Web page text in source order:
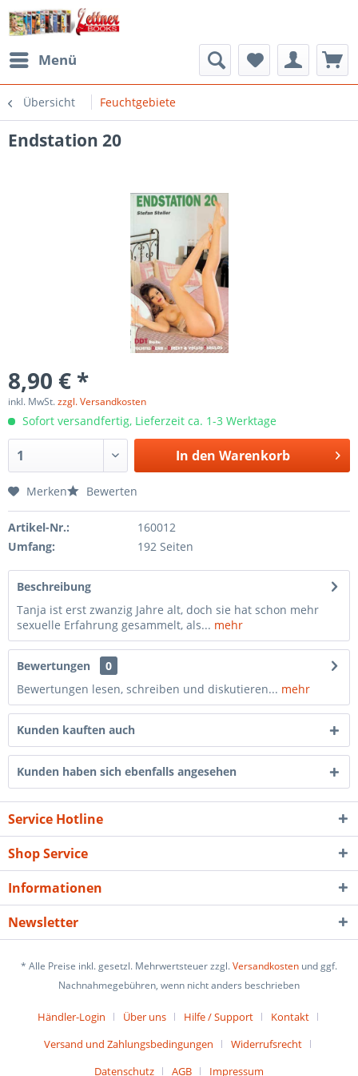
Menü
Übersicht Feuchtgebiete
Endstation 20
8,90 € *
inkl. MwSt.zzgl. Versandkosten
Sofort versandfertig, Lieferzeit ca. 1-3 Werktage
In den Warenkorb
Merken Bewerten
Artikel-Nr.:
160012
Umfang:
192 Seiten
Beschreibung
Tanja ist erst zwanzig Jahre alt, doch sie hat schon mehr
sexuelle Erfahrung gesammelt, als... mehr
Bewertungen
0
Bewertungen lesen, schreiben und diskutieren... mehr
Kunden kauften auch
Kunden haben sich ebenfalls angesehen
Service Hotline
Shop Service
Informationen
Newsletter
* Alle Preise inkl. gesetzl. Mehrwertsteuer zzgl.Versandkosten und ggf.
Nachnahmegebühren, wenn nicht anders beschrieben
Händler-Login Über uns Hilfe / Support
Kontakt
Versand und Zahlungsbedingungen
Widerrufsrecht
Datenschutz
AGB Impressum